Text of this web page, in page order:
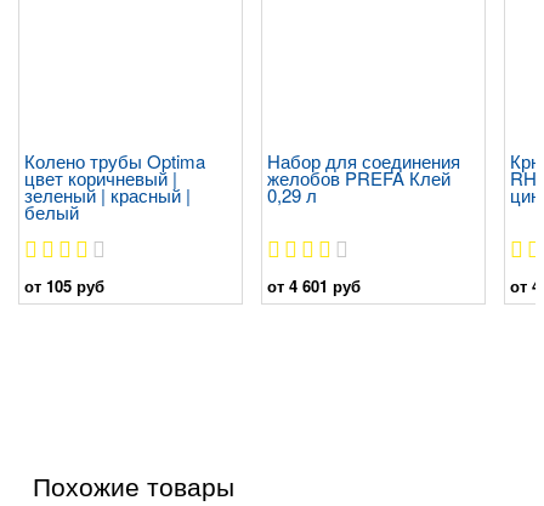
Колено трубы Optima
цвет коричневый |
зеленый | красный |
белый
от 105 руб
Набор для соединения
желобов PREFA Клей
0,29 л
от 4 601 руб от
Похожие товары